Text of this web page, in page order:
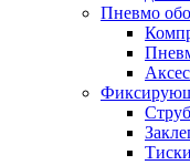
Пневмо
Тиски